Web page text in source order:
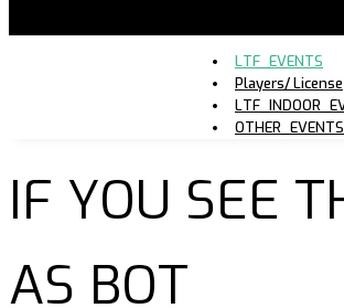
LTF_EVENTS
Players/ License
OTHER_EVENTS
IF YOU SEE
AS BOT